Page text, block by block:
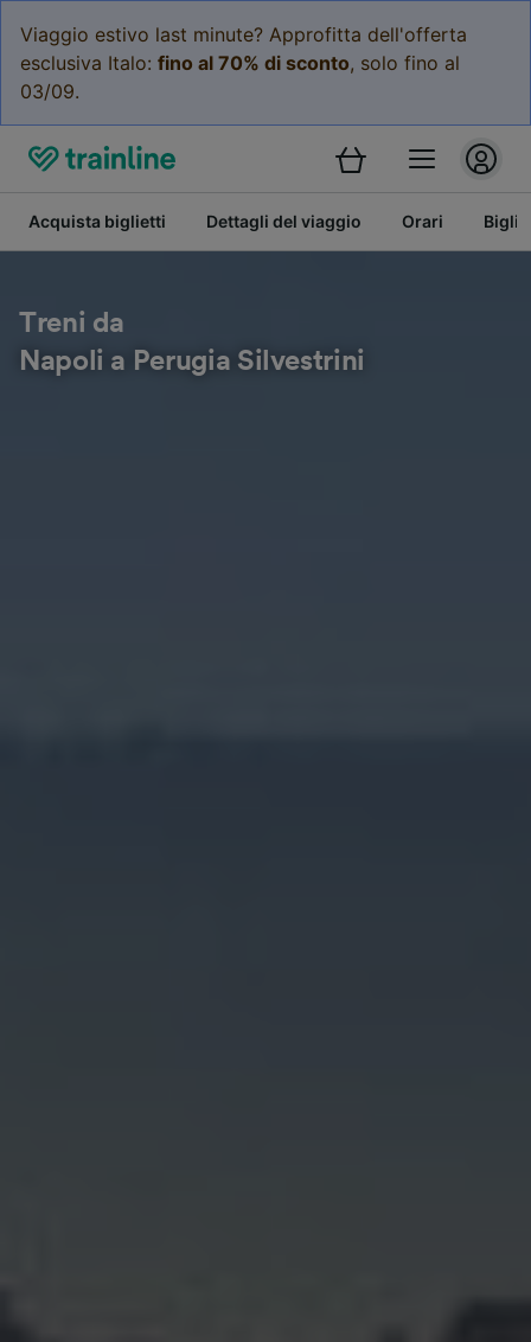
Viaggio estivo last minute? Approfitta dell'offerta
esclusiva Italo: fino al 70% di sconto, solo fino al
03/09.
Acquista biglietti Dettagli del viaggio Orari
Treni da
Napoli a Perugia Silvestrini